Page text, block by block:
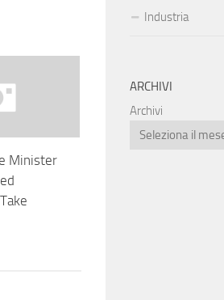
Minister
Industria
ARCHIVI
Archivi